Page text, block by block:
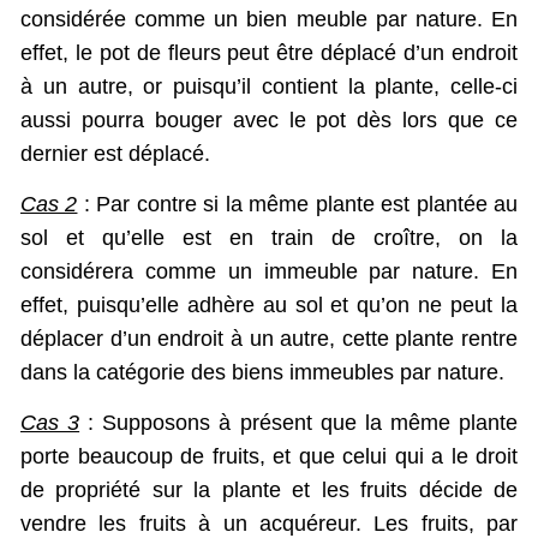
considérée comme un bien meuble par nature. En
effet, le pot de fleurs peut être déplacé d’un endroit
à un autre, or puisqu’il contient la plante, celle-ci
aussi pourra bouger avec le pot dès lors que ce
dernier est déplacé.
Cas 2 : Par contre si la même plante est plantée au
sol et qu’elle est en train de croître, on la
considérera comme un immeuble par nature. En
effet, puisqu’elle adhère au sol et qu’on ne peut la
déplacer d’un endroit à un autre, cette plante rentre
dans la catégorie des biens immeubles par nature.
Cas 3 : Supposons à présent que la même plante
porte beaucoup de fruits, et que celui qui a le droit
de propriété sur la plante et les fruits décide de
vendre les fruits à un acquéreur. Les fruits, par